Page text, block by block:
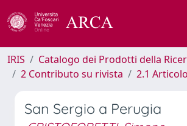
IRIS
Catalogo dei Prodotti della
2 Contributo su rivista
2.1
San Sergio a Perugia